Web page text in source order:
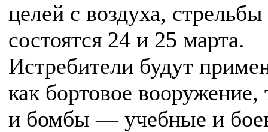
целей с воздуха, стрельбы
состоятся 24 и 25 марта.
Истребители будут
как бортовое вооружение,
и бомбы — учебные и